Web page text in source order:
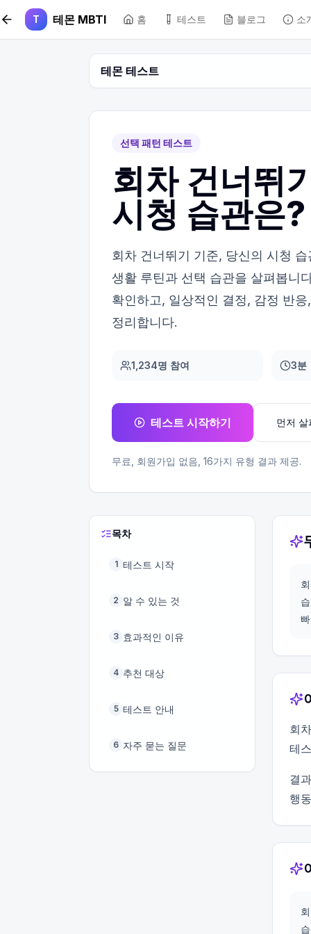
본문 바로가기
T 테몬 MBTI 홈 테스트 블로그 소
테몬 테스트
선택 패턴 테스트
회차 건너뛰
시청 습관은?
회차 건너뛰기 기준, 당신의 시청
생활 루틴과 선택 습관을 살펴봅니
확인하고, 일상적인 결정, 감정 반
정리합니다.
1,234명 참여 3분
테스트 시작하기 먼저 살
무료, 회원가입 없음, 16가지 유형 결과 제공.
목차
1 테스트 시작
2 알 수 있는 것
3 효과적인 이유
4 추천 대상
5 테스트 안내
6 자주 묻는 질문
회
테
결
행